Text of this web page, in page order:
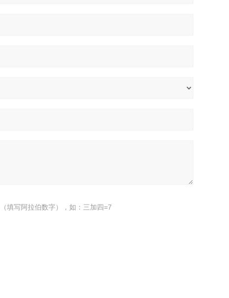
填写阿拉伯数字），如：三加四=7